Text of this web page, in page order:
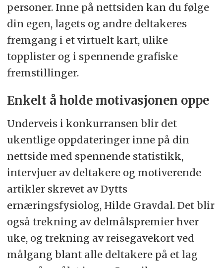
personer. Inne på nettsiden kan du følge
din egen, lagets og andre deltakeres
fremgang i et virtuelt kart, ulike
topplister og i spennende grafiske
fremstillinger.
Enkelt å holde motivasjonen oppe
Underveis i konkurransen blir det
ukentlige oppdateringer inne på din
nettside med spennende statistikk,
intervjuer av deltakere og motiverende
artikler skrevet av Dytts
ernæringsfysiolog, Hilde Gravdal. Det blir
også trekning av delmålspremier hver
uke, og trekning av reisegavekort ved
målgang blant alle deltakere på et lag